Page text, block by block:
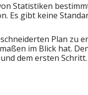
Statistiken
Es gibt keine
Plan zu
im Blick hat.
dem ersten Schritt.